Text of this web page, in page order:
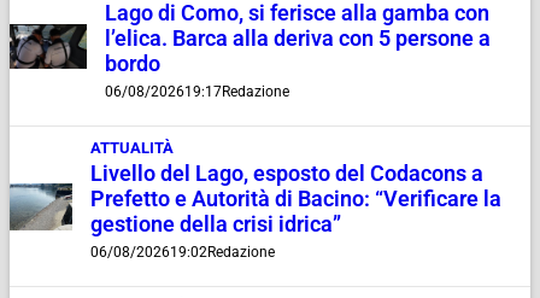
Lago di Como, si ferisce alla gamba con
l’elica. Barca alla deriva con 5 persone a
bordo
06/08/202619:17Redazione
ATTUALITÀ
Livello del Lago, esposto del Codacons a
Prefetto e Autorità di Bacino: “Verificare la
gestione della crisi idrica”
06/08/202619:02Redazione